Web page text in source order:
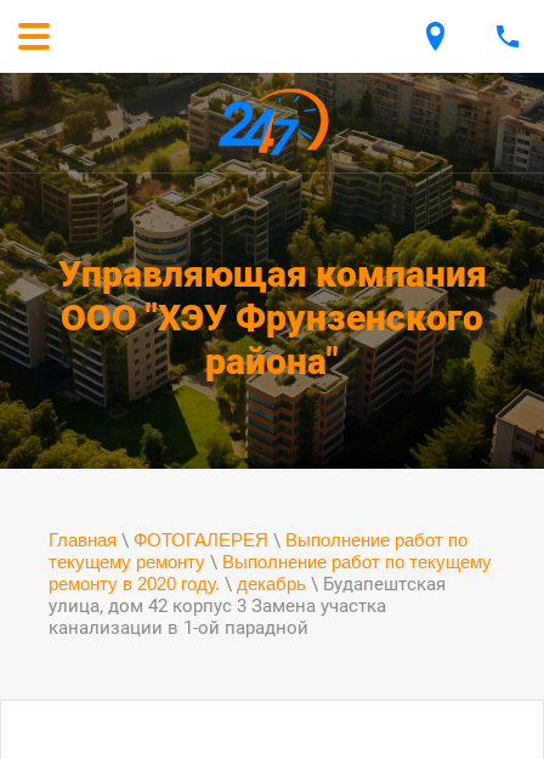
Управляющая компания
ООО "ХЭУ Фрунзенского
района"
Главная \ ФОТОГАЛЕРЕЯ \ Выполнение работ по
текущему ремонту \ Выполнение работ по текущему
ремонту в 2020 году. \ декабрь \ Будапештская
улица, дом 42 корпус 3 Замена участка
канализации в 1-ой парадной